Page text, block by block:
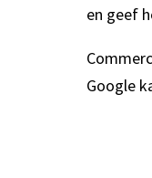
en geef
Google